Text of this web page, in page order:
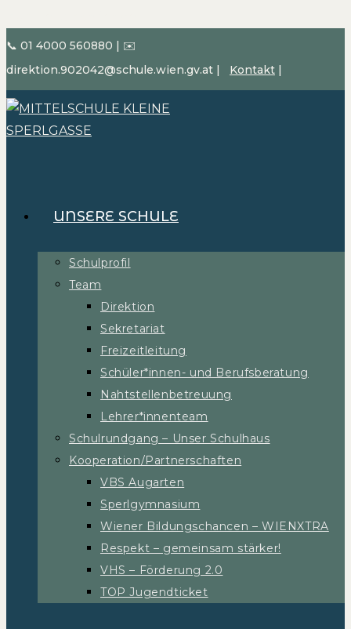
📞 01 4000 560880 | ✉️
direktion.902042@schule.wien.gv.at | Kontakt |
UNSERE SCHULE
Schulprofil
Team
Direktion
Sekretariat
Freizeitleitung
Schüler*innen- und Berufsberatung
Nahtstellenbetreuung
Lehrer*innenteam
Schulrundgang – Unser Schulhaus
Kooperation/Partnerschaften
VBS Augarten
Sperlgymnasium
Wiener Bildungschancen – WIENXTRA
Respekt – gemeinsam stärker!
VHS – Förderung 2.0
TOP Jugendticket